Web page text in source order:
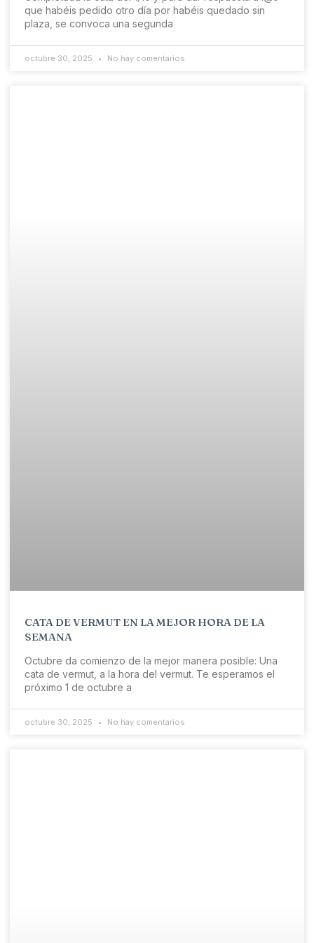
que habéis pedido otro día por habéis quedado sin
plaza, se convoca una segunda
octubre 30, 2025 No hay comentarios
CATA DE VERMUT EN LA MEJOR HORA DE LA
SEMANA
Octubre da comienzo de la mejor manera posible: Una
cata de vermut, a la hora del vermut. Te esperamos el
próximo 1 de octubre a
octubre 30, 2025 No hay comentarios